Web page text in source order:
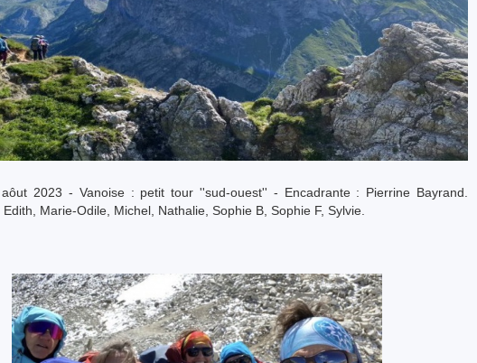
2023 - Vanoise : petit tour ''sud-ouest'' - Encadrante : Pierrine Bayrand.
Marie-Odile, Michel, Nathalie, Sophie B, Sophie F, Sylvie.